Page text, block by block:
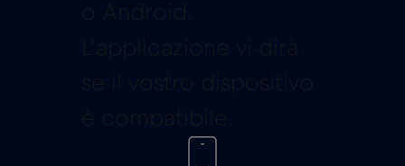
o Android.
L’applicazione vi dirà
se il vostro dispositivo
è compatibile.